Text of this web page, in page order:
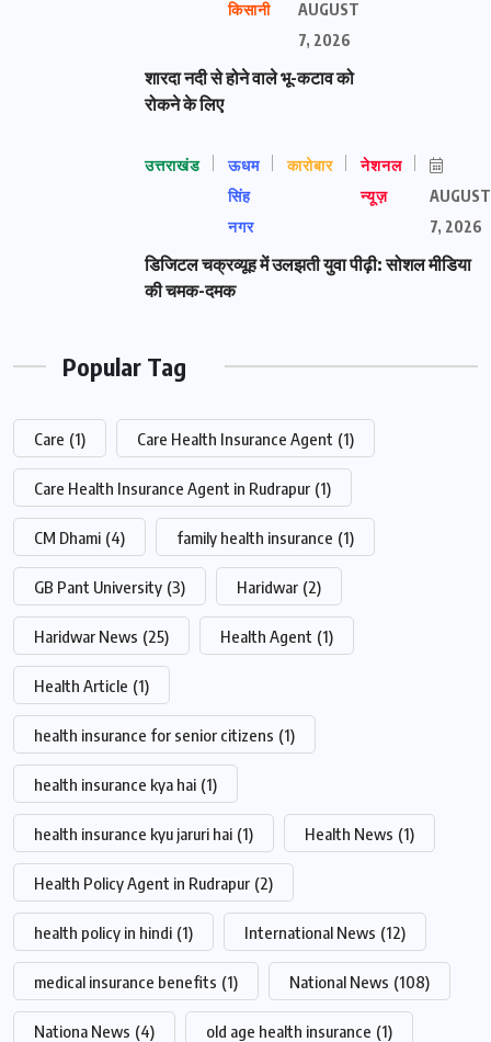
किसानी
AUGUST
7, 2026
शारदा नदी से होने वाले भू-कटाव को
रोकने के लिए
उत्तराखंड
ऊधम
सिंह
नगर
कारोबार
नेशनल
न्यूज़
AUGUST
7, 2026
डिजिटल चक्रव्यूह में उलझती युवा पीढ़ी: सोशल मीडिया
की चमक-दमक
Popular Tag
Care (1) Care Health Insurance Agent (1)
Care Health Insurance Agent in Rudrapur (1)
CM Dhami (4) family health insurance (1)
GB Pant University (3) Haridwar (2)
Haridwar News (25) Health Agent (1)
Health Article (1)
health insurance for senior citizens (1)
health insurance kya hai (1)
health insurance kyu jaruri hai (1) Health News (1)
Health Policy Agent in Rudrapur (2)
health policy in hindi (1) International News (12)
medical insurance benefits (1) National News (108)
Nationa News (4) old age health insurance (1)